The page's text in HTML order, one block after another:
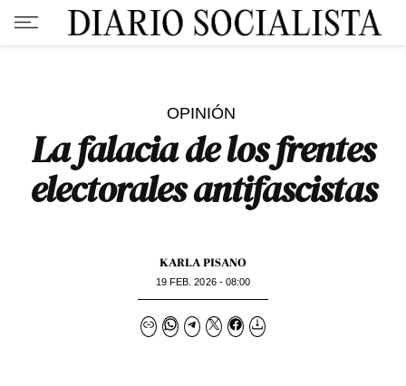
OPINIÓN
La falacia de los frentes
electorales antifascistas
KARLA PISANO
19 FEB. 2026 - 08:00